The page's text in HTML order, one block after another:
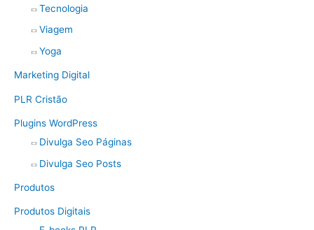
Tecnologia
Viagem
Yoga
Marketing Digital
PLR Cristão
Plugins WordPress
Divulga Seo Páginas
Divulga Seo Posts
Produtos
Produtos Digitais